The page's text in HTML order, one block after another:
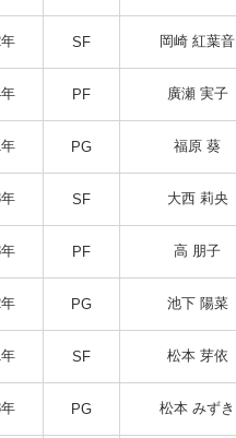
SF 岡崎 紅葉音
PF 廣瀬 実子
PG 福原 葵
SF 大西 莉央
PF 高 朋子
PG 池下 陽菜
SF 松本 芽依
PG 松本 みずき